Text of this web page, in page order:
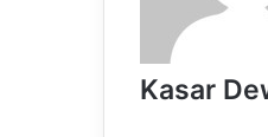
Kasar